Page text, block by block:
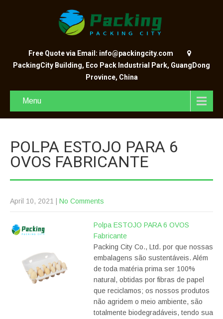
Free Quote via Email: info@packingcity.com
PackingCity Building, Eco Pack Industrial Park, GuangDong
Province, China
Menu
POLPA ESTOJO PARA 6
OVOS FABRICANTE
April 10, 2021 No Comments
Polpa ESTOJO PARA 6 OVOS
Fabricante
Packing City Co., Ltd. por que nossas
embalagens são sustentáveis. Além
de toda matéria prima ser 100%
natural, obtidas por fibras de papel
que reciclamos; os nossos produtos
não agridem o meio ambiente, são
totalmente biodegradáveis, tendo sua